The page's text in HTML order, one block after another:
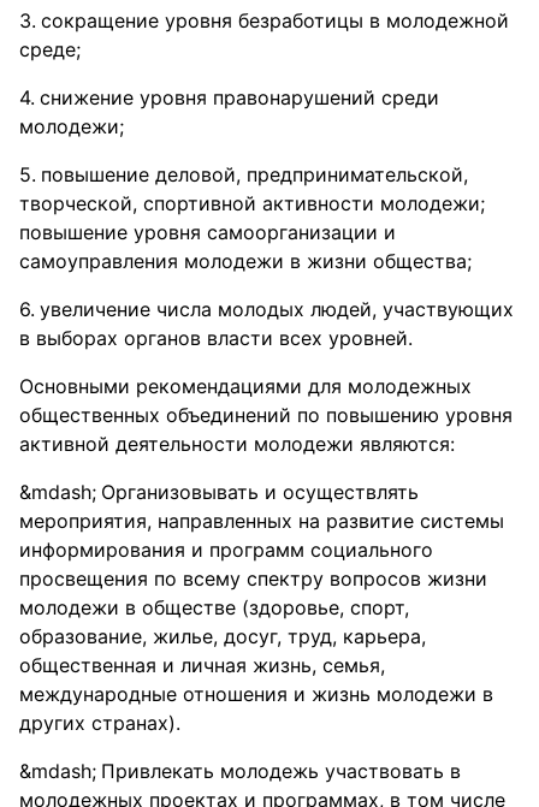
сокращение уровня безработицы в молодежной
среде;
снижение уровня правонарушений среди
молодежи;
повышение деловой, предпринимательской,
творческой, спортивной активности молодежи;
повышение уровня самоорганизации и
самоуправления молодежи в жизни общества;
увеличение числа молодых людей, участвующих
в выборах органов власти всех уровней.
Основными рекомендациями для молодежных
общественных объединений по повышению уровня
активной деятельности молодежи являются:
Организовывать и осуществлять
мероприятия, направленных на развитие системы
информирования и программ социального
просвещения по всему спектру вопросов жизни
молодежи в обществе (здоровье, спорт,
образование, жилье, досуг, труд, карьера,
общественная и личная жизнь, семья,
международные отношения и жизнь молодежи в
других странах).
Привлекать молодежь участвовать в
молодежных проектах и программах, в том числе